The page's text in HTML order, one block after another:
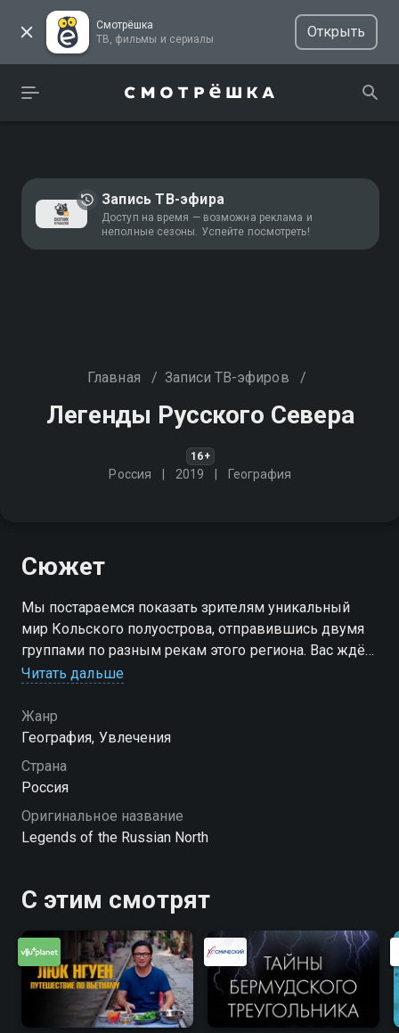
Смотрёшка
ТВ, фильмы и сериалы
Открыть
Запись ТВ-эфира
Доступ на время — возможна реклама и
неполные сезоны. Успейте посмотреть!
Главная / Записи ТВ-эфиров /
Легенды Русского Севера
16+
Россия 2019 География
Сюжет
Мы постараемся показать зрителям уникальный
мир Кольского полуострова, отправившись двумя
группами по разным рекам этого региона. Вас ждёт
полное погружение в атмосферу этого
эксперты
Читать дальше
Жанр
География, Увлечения
Страна
Россия
Оригинальное название
Legends of the Russian North
С этим смотрят